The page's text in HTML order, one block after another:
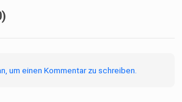
um einen Kommentar zu schreiben.